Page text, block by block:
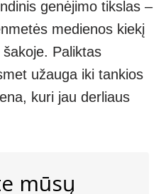
genėjimo tikslas –
medienos kiekį
Paliktas
užauga iki tankios
kuri jau derliaus
mūsų